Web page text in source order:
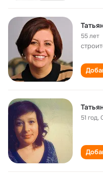
55 лет
51 год,